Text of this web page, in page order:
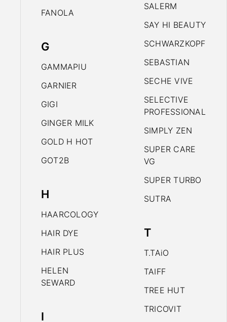
FANOLA
G
GAMMAPIU
GARNIER
GIGI
GINGER MILK
GOLD H HOT
GOT2B
H
HAARCOLOGY
HAIR DYE
HAIR PLUS
HELEN
SEWARD
I
SALERM
SAY HI BEAUTY
SCHWARZKOPF
SEBASTIAN
SECHE VIVE
SELECTIVE
PROFESSIONAL
SIMPLY ZEN
SUPER CARE
VG
SUPER TURBO
SUTRA
T
T.TAiO
TAIFF
TREE HUT
TRICOVIT